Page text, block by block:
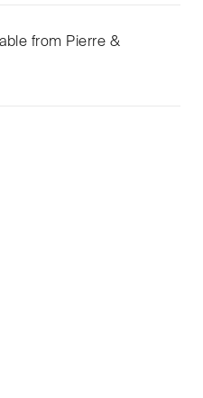
from Pierre &